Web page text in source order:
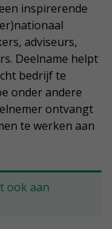
inspirerende
adviseurs,
Deelname helpt
bedrijf te
onder andere
ontvangt
te werken aan
ook aan